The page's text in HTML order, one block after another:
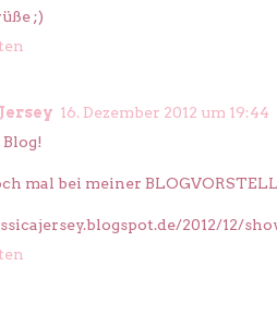
;)
16. Dezember 2012 um 19:44
mal bei meiner
2012/12/